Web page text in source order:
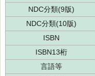
NDC分類(9版)
NDC分類(10版)
ISBN
ISBN13桁
言語等